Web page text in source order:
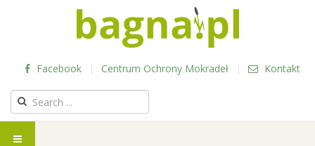
Facebook | Centrum Ochrony Mokradeł | Kontakt